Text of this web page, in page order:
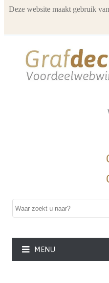
MENU
Deze website maakt gebruik